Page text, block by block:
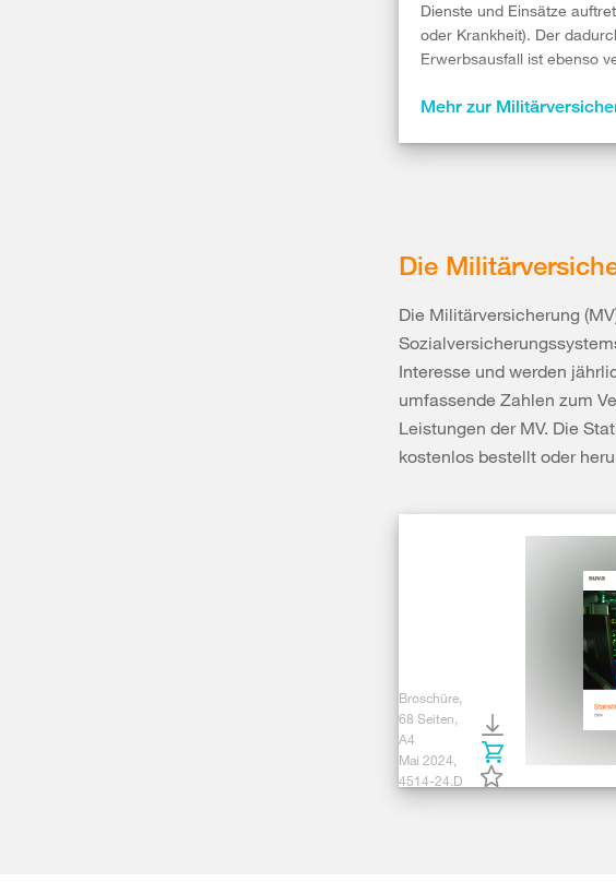
Dienste und Einsätze
oder Krankheit). Der
Erwerbsausfall ist ebenso
Mehr zur
Die
Die Militärversicherung
Interesse und werden
umfassende Zahlen zum
Leistungen der MV. Die
kostenlos bestellt oder
Broschüre,
68 Seiten,
A4
Mai 2024,
4514-24.D